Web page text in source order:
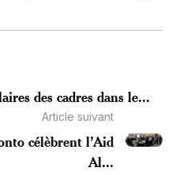
des cadres dans le...
Article suivant
célèbrent l’Aid
Al...